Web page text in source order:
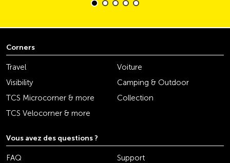
Corners
Travel
Voiture
Visibility
Camping & Outdoor
TCS Microcorner & more
Collection
TCS Velocorner & more
Vous avez des questions ?
FAQ Support